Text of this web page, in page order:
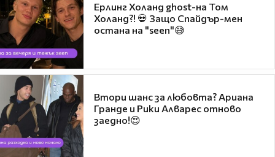
Ерлинг Холанд ghost-на Том
Холанд?! 💀 Защо Спайдър-мен
остана на "seen"😅
Втори шанс за любовта? Ариана
Гранде и Рики Алварес отново
заедно!😍